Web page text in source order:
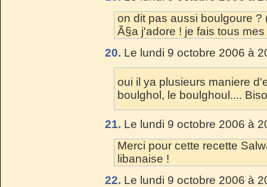
on dit pas aussi boulgoure
Ã§a j'adore ! je fais tous
20. Le lundi 9 octobre 2006 à
oui il ya plusieurs maniere
boulghol, le boulghoul....
21. Le lundi 9 octobre 2006 à
Merci pour cette recette
libanaise !
22. Le lundi 9 octobre 2006 à